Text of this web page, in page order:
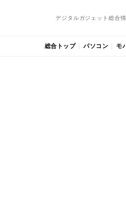
デジタルガジェット総合
総合トップ パソコン モ